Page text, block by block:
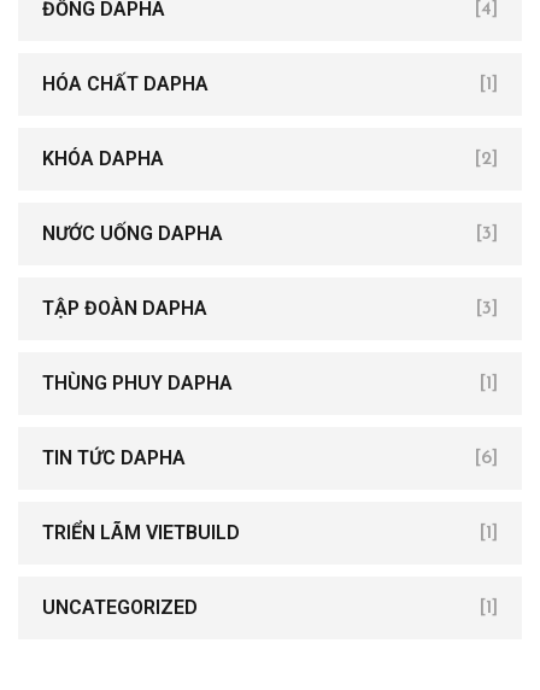
ĐỒNG DAPHA [4]
HÓA CHẤT DAPHA [1]
KHÓA DAPHA [2]
NƯỚC UỐNG DAPHA [3]
TẬP ĐOÀN DAPHA [3]
THÙNG PHUY DAPHA [1]
TIN TỨC DAPHA [6]
TRIỂN LÃM VIETBUILD [1]
UNCATEGORIZED [1]